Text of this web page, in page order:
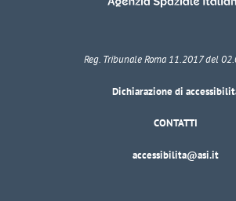
Reg. Tribunale Roma 11.2017 del
Dichiarazione di
CONTATTI
accessibilita@asi.it